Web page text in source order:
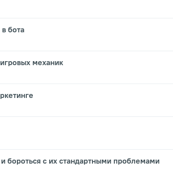
бота
механик
бороться с их стандартными проблемами